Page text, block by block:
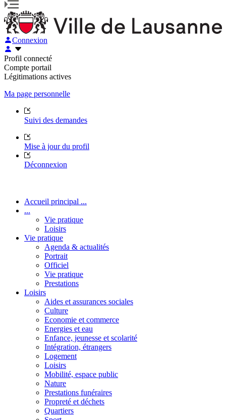
Connexion
Profil connecté
Compte portail
Légitimations actives
Ma page personnelle
Suivi des demandes
Mise à jour du profil
Déconnexion
Accueil principal ...
...
Vie pratique
Loisirs
Vie pratique
Agenda & actualités
Portrait
Officiel
Vie pratique
Prestations
Loisirs
Aides et assurances sociales
Culture
Economie et commerce
Energies et eau
Enfance, jeunesse et scolarité
Intégration, étrangers
Logement
Loisirs
Mobilité, espace public
Nature
Prestations funéraires
Propreté et déchets
Quartiers